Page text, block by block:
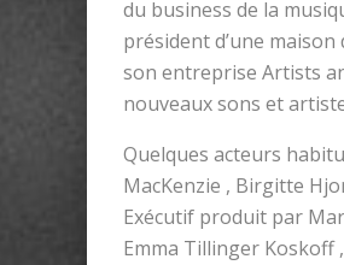
du business de la
président d’une
son entreprise Artists
nouveaux sons et
Quelques acteurs
MacKenzie , Birgitte
Exécutif produit par
Emma Tillinger Koskoff